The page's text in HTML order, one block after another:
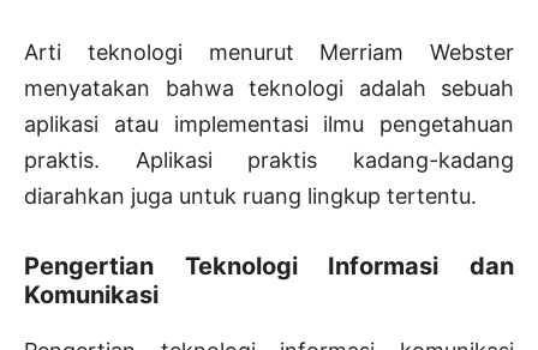
Arti teknologi menurut Merriam Webster
menyatakan bahwa teknologi adalah sebuah
aplikasi atau implementasi ilmu pengetahuan
praktis. Aplikasi praktis kadang-kadang
diarahkan juga untuk ruang lingkup tertentu.
Pengertian Teknologi Informasi dan
Komunikasi